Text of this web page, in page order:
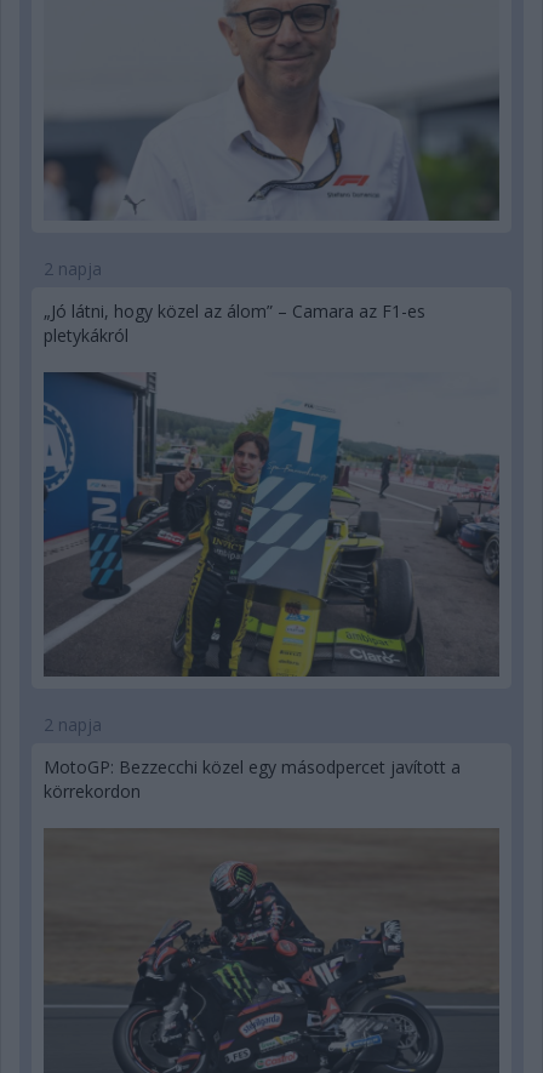
2 napja
„Jó látni, hogy közel az álom” – Camara az F1-es
pletykákról
2 napja
MotoGP: Bezzecchi közel egy másodpercet javított a
körrekordon